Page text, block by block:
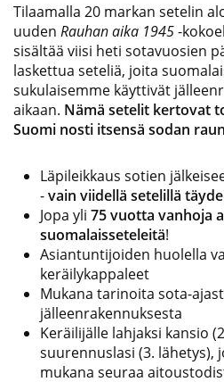
Tilaamalla 20 markan setelin
uuden Rauhan aika 1945-
sisältää viisi heti sotavuosien
laskettua seteliä, joita
sukulaisemme käyttivät
aikaan. Nämä setelit kertovat
Suomi nosti itsensä sodan
Läpileikkaus sotien
-vain viidellä setelillä
Jopa yli 75 vuotta vanhoja
suomalaisseteleitä!
Asiantuntijoiden huolella
keräilykappaleet
Mukana tarinoita sota-
jälleenrakennuksesta
Keräilijälle lahjaksi kansio
suurennuslasi (3. lähetys),
mukana seuraa